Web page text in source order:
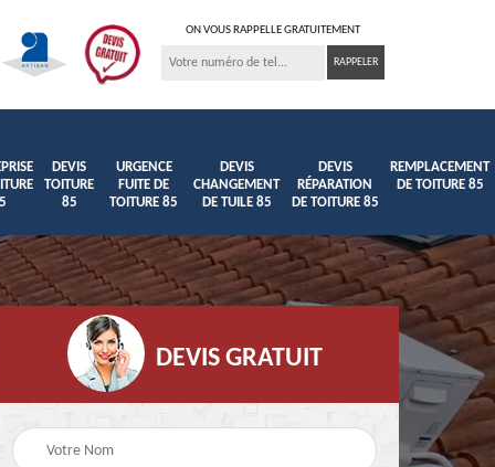
ON VOUS RAPPELLE GRATUITEMENT
DEVIS
TOITURE
85
URGENCE
FUITE DE
TOITURE 85
DEVIS
CHANGEMENT
DE TUILE 85
DEVIS
RÉPARATION
DE TOITURE 85
REMPLACEMENT
DE TOITURE 85
DEVIS GRATUIT